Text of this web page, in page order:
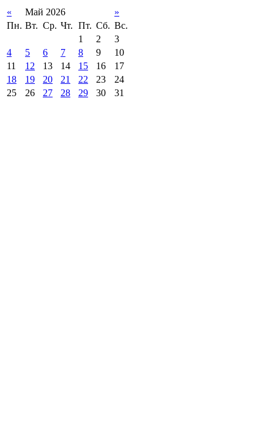
« Май 2026
»
Пн. Вт. Ср. Чт. Пт. Сб. Вс.
1
2
3
4
5 6 7 8 9
10
11
12 13 14 15 16
17
18
19 20 21 22 23
24
25
26 27 28 29 30 31